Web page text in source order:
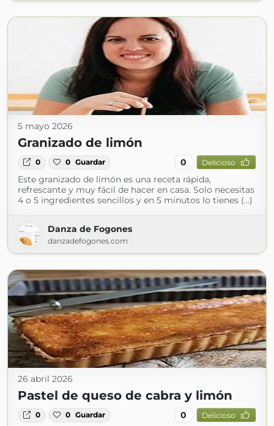
5 mayo 2026
Granizado de limón
0 0 Guardar 0 Delicioso
Este granizado de limón es una receta rápida,
refrescante y muy fácil de hacer en casa. Solo necesitas
4 o 5 ingredientes sencillos y en 5 minutos lo tienes (...)
Danza de Fogones
danzadefogones.com
26 abril 2026
Pastel de queso de cabra y limón
0 0 Guardar 0 Delicioso